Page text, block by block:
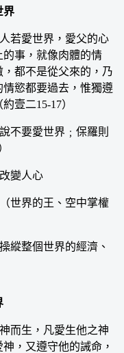
界
若愛世界，愛父的心
事，就像肉體的情
都不是從父來的，乃
慾都要過去，惟獨遵
壹二15-17）
不要愛世界﹔保羅則
變人心
世界的王、空中掌權
縱整個世界的經濟、
而生，凡愛生他之神
，又遵守他的誡命，